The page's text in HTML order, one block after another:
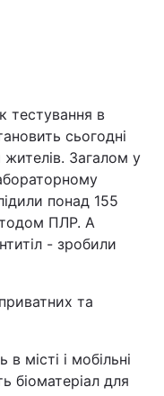
тестування в
сьогодні
Загалом у
понад 155
ПЛР. А
- зробили
та
місті і мобільні
біоматеріал для